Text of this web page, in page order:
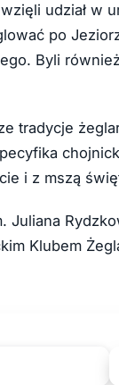
udział w
po
Byli
tradycje
i z mszą
Juliana
Klubem